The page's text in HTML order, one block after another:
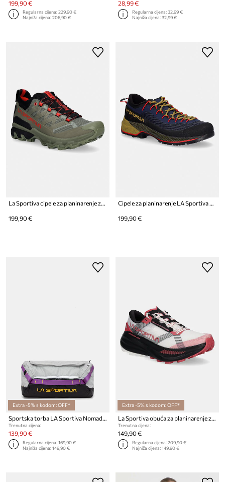
199,90 €
Regularna cijena:229,90 €
Najniža cijena:206,90 €
28,99 €
Regularna cijena:32,99 €
Najniža cijena:32,99 €
La Sportiva cipele za planinarenje za muškarce Ultra Raptor 3
199,90 €
Cipele za planinarenje LA Sportiva TX4 Evo ST
199,90 €
Extra -5% s kodom: OFF*
Sportska torba LA Sportiva Nomad 40 Duffel
Trenutna cijena:
139,90 €
Regularna cijena:169,90 €
Najniža cijena:149,90 €
Extra -5% s kodom: OFF*
La Sportiva obuća za planinarenje za žene Prodigio Max
Trenutna cijena:
149,90 €
Regularna cijena:209,90 €
Najniža cijena:149,90 €